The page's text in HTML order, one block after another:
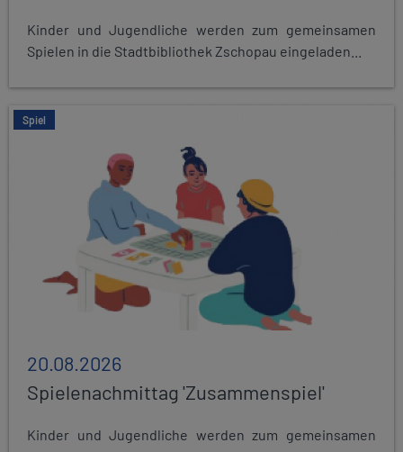
Kinder und Jugendliche werden zum gemeinsamen
Spielen in die Stadtbibliothek Zschopau eingeladen...
Spiel
20.08.2026
Spielenachmittag 'Zusammenspiel'
Kinder und Jugendliche werden zum gemeinsamen